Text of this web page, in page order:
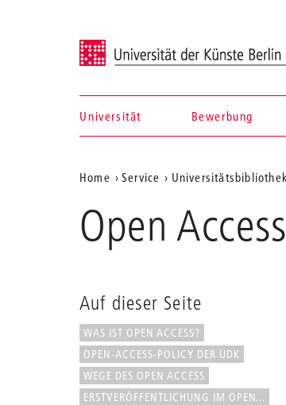
Universität der Künste Berlin
Navigation &
Suche
Universität Bewerbung
Aktuelle
Position
auf
Home Service
Open
Auf dieser Seite
WAS IST OPEN ACCESS?
OPEN-ACCESS-POLICY DER UDK
WEGE DES OPEN ACCESS
ERSTVERÖFFENTLICHUNG IM OPEN...